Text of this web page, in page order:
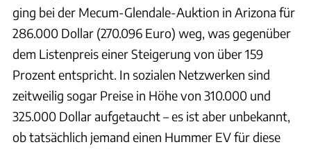
ging bei der Mecum-Glendale-Auktion in Arizona für
286.000 Dollar (270.096 Euro) weg, was gegenüber
dem Listenpreis einer Steigerung von über 159
Prozent entspricht. In sozialen Netzwerken sind
zeitweilig sogar Preise in Höhe von 310.000 und
325.000 Dollar aufgetaucht – es ist aber unbekannt,
ob tatsächlich jemand einen Hummer EV für diese